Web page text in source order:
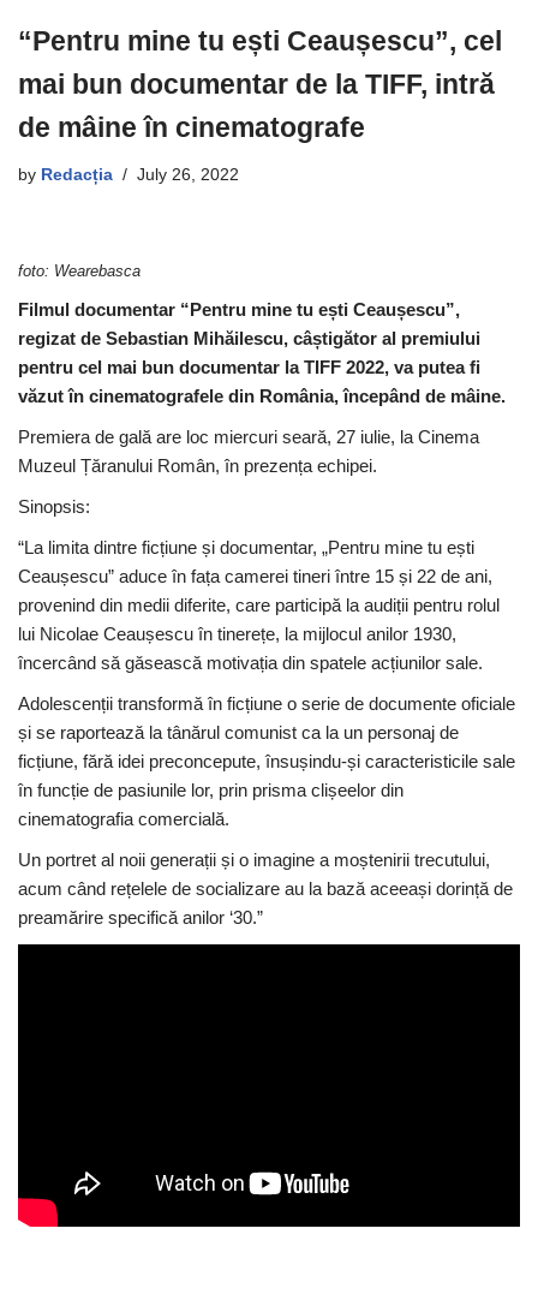
“Pentru mine tu ești Ceaușescu”, cel
mai bun documentar de la TIFF, intră
de mâine în cinematografe
by Redacția July 26, 2022
foto: Wearebasca
Filmul documentar “Pentru mine tu ești Ceaușescu”,
regizat de Sebastian Mihăilescu, câștigător al premiului
pentru cel mai bun documentar la TIFF 2022, va putea fi
văzut în cinematografele din România, începând de mâine.
Premiera de gală are loc miercuri seară, 27 iulie, la Cinema
Muzeul Țăranului Român, în prezența echipei.
Sinopsis:
“La limita dintre ficțiune și documentar, „Pentru mine tu ești
Ceaușescu” aduce în fața camerei tineri între 15 și 22 de ani,
provenind din medii diferite, care participă la audiții pentru rolul
lui Nicolae Ceaușescu în tinerețe, la mijlocul anilor 1930,
încercând să găsească motivația din spatele acțiunilor sale.
Adolescenții transformă în ficțiune o serie de documente oficiale
și se raportează la tânărul comunist ca la un personaj de
ficțiune, fără idei preconcepute, însușindu-și caracteristicile sale
în funcție de pasiunile lor, prin prisma clișeelor din
cinematografia comercială.
Un portret al noii generații și o imagine a moștenirii trecutului,
acum când rețelele de socializare au la bază aceeași dorință de
preamărire specifică anilor ‘30.”